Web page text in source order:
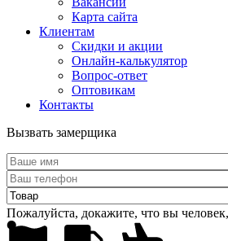
Карта сайта
Клиентам
Скидки и акции
Онлайн-калькулятор
Вопрос-ответ
Оптовикам
Контакты
Вызвать замерщика
Пожалуйста, докажите, что вы